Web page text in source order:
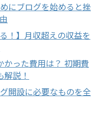
にブログを始めると挫
！】月収超えの収益を
かった費用は？ 初期費
説！
開設に必要なものを全